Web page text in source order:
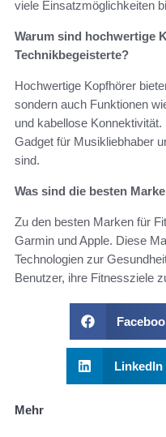
viele Einsatzmöglichkeiten
Warum sind hochwertige
Technikbegeisterte?
Hochwertige Kopfhörer
sondern auch Funktionen
und kabellose
Gadget für Musikliebhaber
sind.
Was sind die besten
Zu den besten Marken für
Garmin und Apple. Diese
Technologien zur
Benutzer, ihre Fitnessziele
LinkedIn
Mehr